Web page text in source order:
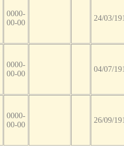
0000-
00-00
24/03/
0000-
00-00
04/07/
0000-
00-00
26/09/